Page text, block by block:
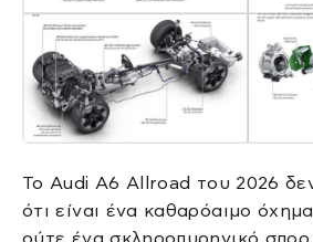
Το Audi A6 Allroad του 2026 δεν
ότι είναι ένα καθαρόαιμο
ούτε ένα σκληροπυρηνικό σπορ